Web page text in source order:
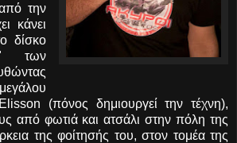
την
κάνει
δίσκο
των
(πόνος δημιουργεί την τέχνη),
από φωτιά και ατσάλι στην πόλη της
της φοίτησής του, στον τομέα της